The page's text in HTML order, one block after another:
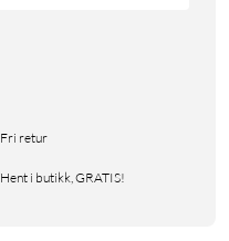
Fri retur
Hent i butikk, GRATIS!